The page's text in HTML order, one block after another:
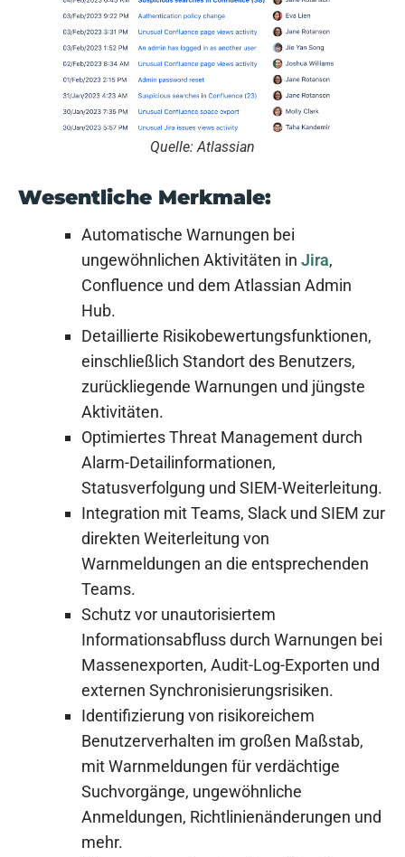
Quelle: Atlassian
Wesentliche Merkmale:
Automatische Warnungen bei
ungewöhnlichen Aktivitäten in Jira,
Confluence und dem Atlassian Admin
Hub.
Detaillierte Risikobewertungsfunktionen,
einschließlich Standort des Benutzers,
zurückliegende Warnungen und jüngste
Aktivitäten.
Optimiertes Threat Management durch
Alarm-Detailinformationen,
Statusverfolgung und SIEM-Weiterleitung.
Integration mit Teams, Slack und SIEM zur
direkten Weiterleitung von
Warnmeldungen an die entsprechenden
Teams.
Schutz vor unautorisiertem
Informationsabfluss durch Warnungen bei
Massenexporten, Audit-Log-Exporten und
externen Synchronisierungsrisiken.
Identifizierung von risikoreichem
Benutzerverhalten im großen Maßstab,
mit Warnmeldungen für verdächtige
Suchvorgänge, ungewöhnliche
Anmeldungen, Richtlinienänderungen und
mehr.